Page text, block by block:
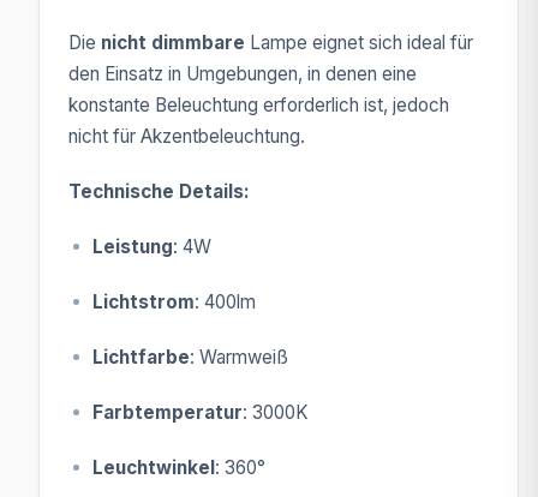
Die nicht dimmbare Lampe eignet sich ideal für
den Einsatz in Umgebungen, in denen eine
konstante Beleuchtung erforderlich ist, jedoch
nicht für Akzentbeleuchtung.
Technische Details:
Leistung: 4W
Lichtstrom: 400lm
Lichtfarbe: Warmweiß
Farbtemperatur: 3000K
Leuchtwinkel: 360°